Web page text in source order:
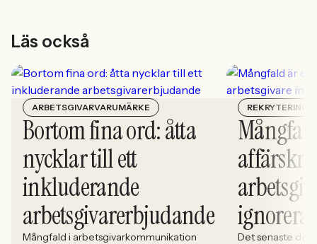
Läs också
ARBETSGIVARVARUMÄRKE
Bortom fina ord: åtta
nycklar till ett
inkluderande
arbetsgivarerbjudande
Mångfald i arbetsgivarkommunikation
REKRYTERING
ignorera
Det senaste